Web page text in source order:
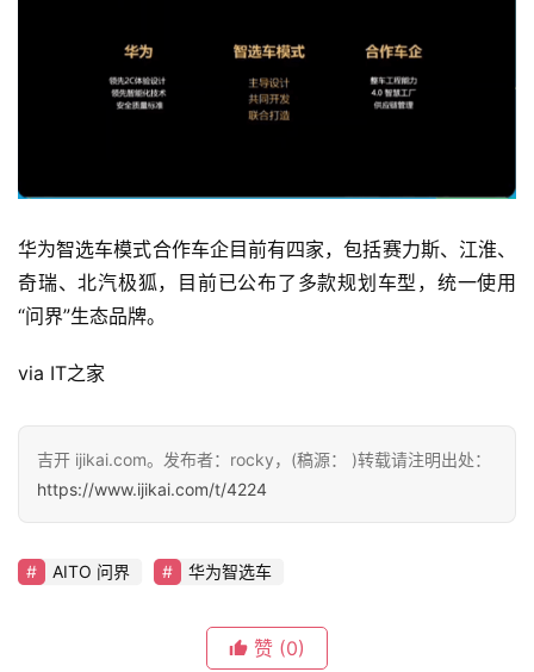
能
源
评
师
旅
行
家
登录
华为智选车模式合作车企目前有四家，包括赛力斯、江淮、
奇瑞、北汽极狐，目前已公布了多款规划车型，统一使用
“问界”生态品牌。
via IT之家
吉开 ijikai.com。发布者：rocky，(稿源： )转载请注明出处：
https://www.ijikai.com/t/4224
AITO 问界 华为智选车
赞 (0)